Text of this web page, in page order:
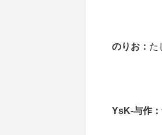
のりお： た
YsK-与作：